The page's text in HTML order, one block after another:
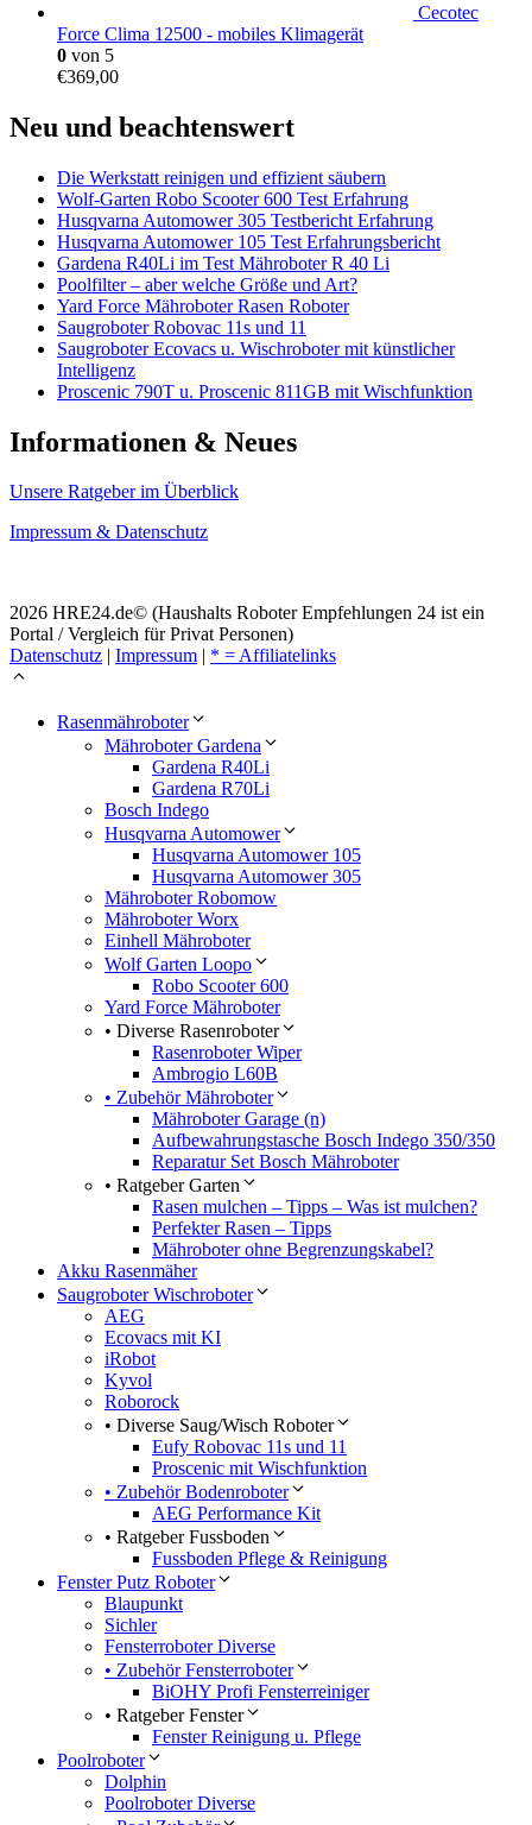
Cecotec
Force Clima 12500 - mobiles Klimagerät
0 von 5
€369,00
Neu und beachtenswert
Die Werkstatt reinigen und effizient säubern
Wolf-Garten Robo Scooter 600 Test Erfahrung
Husqvarna Automower 305 Testbericht Erfahrung
Husqvarna Automower 105 Test Erfahrungsbericht
Gardena R40Li im Test Mähroboter R 40 Li
Poolfilter – aber welche Größe und Art?
Yard Force Mähroboter Rasen Roboter
Saugroboter Robovac 11s und 11
Saugroboter Ecovacs u. Wischroboter mit künstlicher
Intelligenz
Proscenic 790T u. Proscenic 811GB mit Wischfunktion
Informationen & Neues
Unsere Ratgeber im Überblick
Impressum & Datenschutz
2026 HRE24.de© (Haushalts Roboter Empfehlungen 24 ist ein
Portal / Vergleich für Privat Personen)
Datenschutz | Impressum | * = Affiliatelinks
Rasenmähroboter
Mähroboter Gardena
Gardena R40Li
Gardena R70Li
Bosch Indego
Husqvarna Automower
Husqvarna Automower 105
Husqvarna Automower 305
Mähroboter Robomow
Mähroboter Worx
Einhell Mähroboter
Wolf Garten Loopo
Robo Scooter 600
Yard Force Mähroboter
• Diverse Rasenroboter
Rasenroboter Wiper
Ambrogio L60B
• Zubehör Mähroboter
Mähroboter Garage (n)
Aufbewahrungstasche Bosch Indego 350/350
Reparatur Set Bosch Mähroboter
• Ratgeber Garten
Rasen mulchen – Tipps – Was ist mulchen?
Perfekter Rasen – Tipps
Mähroboter ohne Begrenzungskabel?
Akku Rasenmäher
Saugroboter Wischroboter
AEG
Ecovacs mit KI
iRobot
Kyvol
Roborock
• Diverse Saug/Wisch Roboter
Eufy Robovac 11s und 11
Proscenic mit Wischfunktion
• Zubehör Bodenroboter
AEG Performance Kit
• Ratgeber Fussboden
Fussboden Pflege & Reinigung
Fenster Putz Roboter
Blaupunkt
Sichler
Fensterroboter Diverse
• Zubehör Fensterroboter
BiOHY Profi Fensterreiniger
• Ratgeber Fenster
Fenster Reinigung u. Pflege
Poolroboter
Dolphin
Poolroboter Diverse